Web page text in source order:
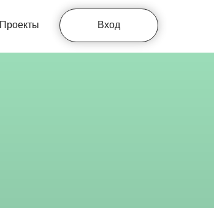
Проекты Вход